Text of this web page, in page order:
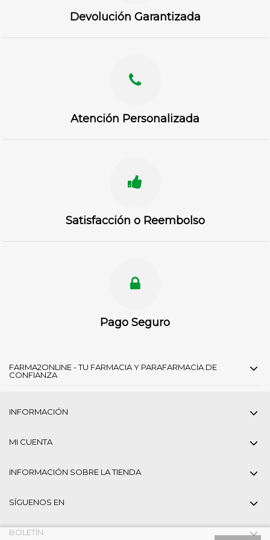
Devolución Garantizada
Atención Personalizada
Satisfacción o Reembolso
Pago Seguro
FARMA2ONLINE - TU FARMACIA Y PARAFARMACIA DE
CONFIANZA
INFORMACIÓN
MI CUENTA
INFORMACIÓN SOBRE LA TIENDA
SÍGUENOS EN
BOLETÍN